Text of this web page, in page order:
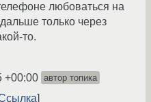
любоваться на
только через
то.
+00:00 автор топика